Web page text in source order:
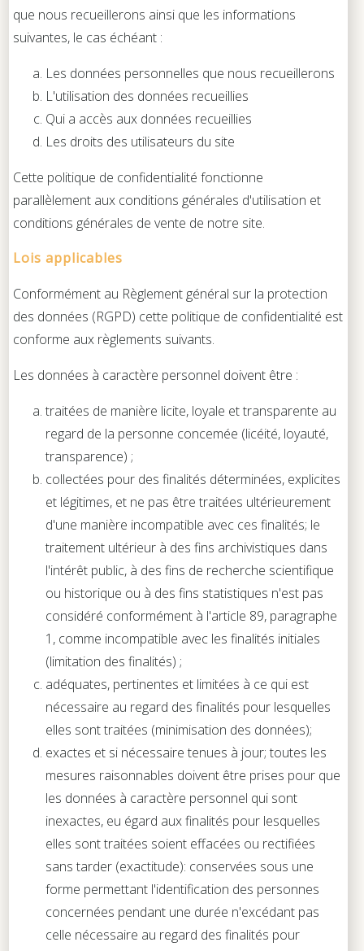
que nous recueillerons ainsi que les informations
suivantes, le cas échéant :
Les données personnelles que nous recueillerons
L'utilisation des données recueillies
Qui a accès aux données recueillies
Les droits des utilisateurs du site
Cette politique de confidentialité fonctionne
parallèlement aux conditions générales d'utilisation et
conditions générales de vente de notre site.
Lois applicables
Conformément au Règlement général sur la protection
des données (RGPD) cette politique de confidentialité est
conforme aux règlements suivants.
Les données à caractère personnel doivent être :
traitées de manière licite, loyale et transparente au
regard de la personne concemée (licéité, loyauté,
transparence) ;
collectées pour des finalités déterminées, explicites
et légitimes, et ne pas être traitées ultérieurement
d'une manière incompatible avec ces finalités; le
traitement ultérieur à des fins archivistiques dans
l'intérêt public, à des fins de recherche scientifique
ou historique ou à des fins statistiques n'est pas
considéré conformément à l'article 89, paragraphe
1, comme incompatible avec les finalités initiales
(limitation des finalités) ;
adéquates, pertinentes et limitées à ce qui est
nécessaire au regard des finalités pour lesquelles
elles sont traitées (minimisation des données);
exactes et si nécessaire tenues à jour; toutes les
mesures raisonnables doivent être prises pour que
les données à caractère personnel qui sont
inexactes, eu égard aux finalités pour lesquelles
elles sont traitées soient effacées ou rectifiées
sans tarder (exactitude): conservées sous une
forme permettant l'identification des personnes
concernées pendant une durée n'excédant pas
celle nécessaire au regard des finalités pour